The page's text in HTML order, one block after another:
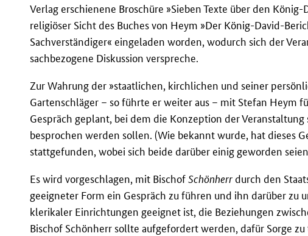
Verlag erschienene Broschüre »Sieben Texte über den König-
religiöser Sicht des Buches von Heym »Der König-David-
Sachverständiger« eingeladen worden, wodurch sich der
sachbezogene Diskussion verspreche.
Zur Wahrung der »staatlichen, kirchlichen und seiner
Gartenschläger – so führte er weiter aus – mit Stefan Heym
Gespräch geplant, bei dem die Konzeption der
besprochen werden sollen. (Wie bekannt wurde, hat dieses
stattgefunden, wobei sich beide darüber einig geworden
Es wird vorgeschlagen, mit BischofSchönherrdurch den
geeigneter Form ein Gespräch zu führen und ihn darüber zu
klerikaler Einrichtungen geeignet ist, die Beziehungen
Bischof Schönherr sollte aufgefordert werden, dafür Sorge